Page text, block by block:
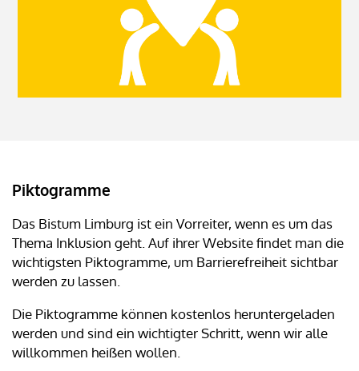
Piktogramme
Das Bistum Limburg ist ein Vorreiter, wenn es um das
Thema Inklusion geht. Auf ihrer Website findet man die
wichtigsten Piktogramme, um Barrierefreiheit sichtbar
werden zu lassen.
Die Piktogramme können kostenlos heruntergeladen
werden und sind ein wichtigter Schritt, wenn wir alle
willkommen heißen wollen.